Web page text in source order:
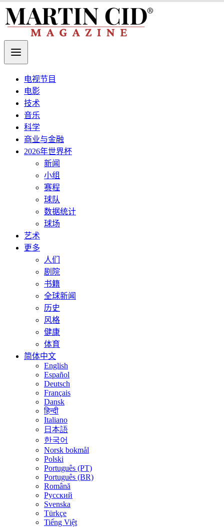
电视节目
电影
技术
音乐
科学
商业与金融
2026年世界杯
新闻
小组
赛程
球队
数据统计
球场
艺术
更多
人们
剧院
书籍
全球新闻
历史
风格
健康
体育
简体中文
English
Español
Deutsch
Français
Dansk
हिन्दी
Italiano
日本語
한국어
Norsk bokmål
Polski
Português (PT)
Português (BR)
Română
Русский
Svenska
Türkçe
Tiếng Việt